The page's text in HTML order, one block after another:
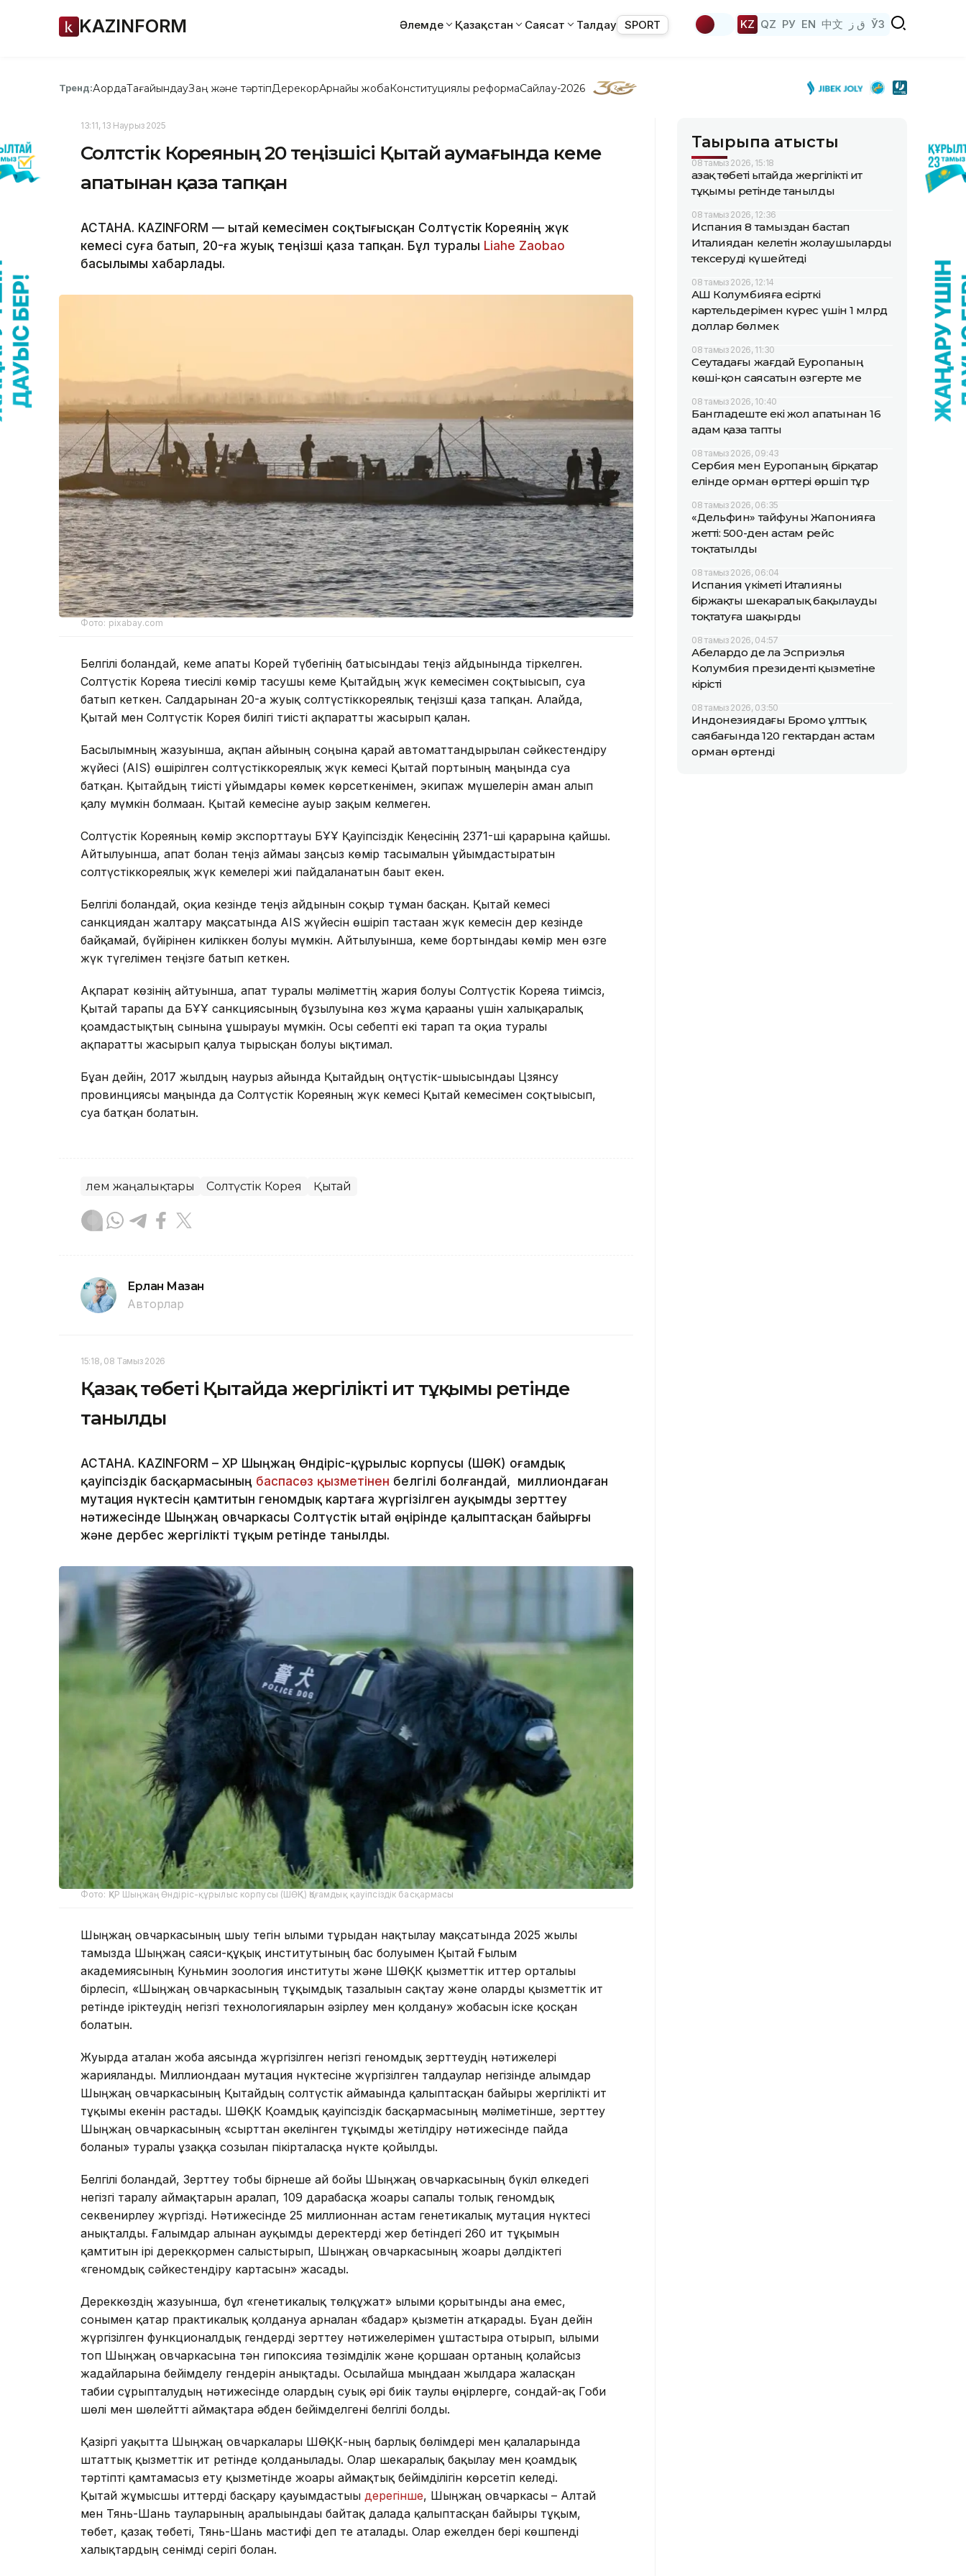
KAZINFORM Әлемде Қазақстан Саясат Талдау SPORT KZ QZ РУ EN 中文 ق ز ЎЗ
Тренд:АқордаТағайындауЗаң және тәртіпДерекқорАрнайы жобаКонституциялық реформаСайлау-2026
13:11, 13 Наурыз 2025
Солтүстік Кореяның 20 теңізшісі Қытай аумағында кеме
апатынан қаза тапқан
АСТАНА. KAZINFORM — Қытай кемесімен соқтығысқан Солтүстік Кореянің жүк
кемесі суға батып, 20-ға жуық теңізші қаза тапқан. Бұл туралы Liahe Zaobao
басылымы хабарлады.
Фото: pixabay.com
Белгілі болғандай, кеме апаты Корей түбегінің батысындағы теңіз айдынында тіркелген.
Солтүстік Кореяға тиесілі көмір тасушы кеме Қытайдың жүк кемесімен соқтығысып, суға
батып кеткен. Салдарынан 20-ға жуық солтүстіккореялық теңізші қаза тапқан. Алайда,
Қытай мен Солтүстік Корея билігі тиісті ақпаратты жасырып қалған.
Басылымның жазуынша, ақпан айының соңына қарай автоматтандырылған сәйкестендіру
жүйесі (AIS) өшірілген солтүстіккореялық жүк кемесі Қытай портының маңында суға
батқан. Қытайдың тиісті ұйымдары көмек көрсеткенімен, экипаж мүшелерін аман алып
қалу мүмкін болмаған. Қытай кемесіне ауыр зақым келмеген.
Солтүстік Кореяның көмір экспорттауы БҰҰ Қауіпсіздік Кеңесінің 2371-ші қарарына қайшы.
Айтылуынша, апат болған теңіз аймағы заңсыз көмір тасымалын ұйымдастыратын
солтүстіккореялық жүк кемелері жиі пайдаланатын бағыт екен.
Белгілі болғандай, оқиға кезінде теңіз айдынын соқыр тұман басқан. Қытай кемесі
санкциядан жалтару мақсатында AIS жүйесін өшіріп тастаған жүк кемесін дер кезінде
байқамай, бүйірінен киліккен болуы мүмкін. Айтылуынша, кеме бортындағы көмір мен өзге
жүк түгелімен теңізге батып кеткен.
Ақпарат көзінің айтуынша, апат туралы мәліметтің жария болуы Солтүстік Кореяға тиімсіз,
Қытай тарапы да БҰҰ санкциясының бұзылуына көз жұма қарағаны үшін халықаралық
қоғамдастықтың сынына ұшырауы мүмкін. Осы себепті екі тарап та оқиға туралы
ақпаратты жасырып қалуға тырысқан болуы ықтимал.
Бұған дейін, 2017 жылдың наурыз айында Қытайдың оңтүстік-шығысындағы Цзянсу
провинциясы маңында да Солтүстік Кореяның жүк кемесі Қытай кемесімен соқтығысып,
суға батқан болатын.
Әлем жаңалықтары Солтүстік Корея Қытай
Ерлан Мазан
Авторлар
15:18, 08 Тамыз 2026
Қазақ төбеті Қытайда жергілікті ит тұқымы ретінде
танылды
АСТАНА. KAZINFORM – ҚХР Шыңжаң Өндіріс-құрылыс корпусы (ШӨҚК) Қоғамдық
қауіпсіздік басқармасының баспасөз қызметінен белгілі болғандай, миллиондаған
мутация нүктесін қамтитын геномдық картаға жүргізілген ауқымды зерттеу
нәтижесінде Шыңжаң овчаркасы Солтүстік Қытай өңірінде қалыптасқан байырғы
және дербес жергілікті тұқым ретінде танылды.
Фото: ҚХР Шыңжаң Өндіріс-құрылыс корпусы (ШӨҚК) Қоғамдық қауіпсіздік басқармасы
Шыңжаң овчаркасының шығу тегін ғылыми тұрғыдан нақтылау мақсатында 2025 жылғы
тамызда Шыңжаң саяси-құқық институтының бас болуымен Қытай Ғылым
академиясының Куньмин зоология институты және ШӨҚК қызметтік иттер орталығы
бірлесіп, «Шыңжаң овчаркасының тұқымдық тазалығын сақтау және оларды қызметтік ит
ретінде іріктеудің негізгі технологияларын әзірлеу мен қолдану» жобасын іске қосқан
болатын.
Жуырда аталған жоба аясында жүргізілген негізгі геномдық зерттеудің нәтижелері
жарияланды. Миллиондаған мутация нүктесіне жүргізілген талдаулар негізінде ғалымдар
Шыңжаң овчаркасының Қытайдың солтүстік аймағында қалыптасқан байырғы жергілікті ит
тұқымы екенін растады. ШӨҚК Қоғамдық қауіпсіздік басқармасының мәліметінше, зерттеу
Шыңжаң овчаркасының «сырттан әкелінген тұқымды жетілдіру нәтижесінде пайда
болғаны» туралы ұзаққа созылған пікірталасқа нүкте қойылды.
Белгілі болғандай, Зерттеу тобы бірнеше ай бойы Шыңжаң овчаркасының бүкіл өлкедегі
негізгі таралу аймақтарын аралап, 109 дарабасқа жоғары сапалы толық геномдық
секвенирлеу жүргізді. Нәтижесінде 25 миллионнан астам генетикалық мутация нүктесі
анықталды. Ғалымдар алынған ауқымды деректерді жер бетіндегі 260 ит тұқымын
қамтитын ірі дерекқормен салыстырып, Шыңжаң овчаркасының жоғары дәлдіктегі
«геномдық сәйкестендіру картасын» жасады.
Дереккөздің жазуынша, бұл «генетикалық төлқұжат» ғылыми қорытынды ғана емес,
сонымен қатар практикалық қолдануға арналған «бағдар» қызметін атқарады. Бұған дейін
жүргізілген функционалдық гендерді зерттеу нәтижелерімен ұштастыра отырып, ғылыми
топ Шыңжаң овчаркасына тән гипоксияға төзімділік және қоршаған ортаның қолайсыз
жағдайларына бейімделу гендерін анықтады. Осылайша мыңдаған жылдарға жалғасқан
табиғи сұрыпталудың нәтижесінде олардың суық әрі биік таулы өңірлерге, сондай-ақ Гоби
шөлі мен шөлейтті аймақтарға әбден бейімделгені белгілі болды.
Қазіргі уақытта Шыңжаң овчаркалары ШӨҚК-ның барлық бөлімдері мен қалаларында
штаттық қызметтік ит ретінде қолданылады. Олар шекаралық бақылау мен қоғамдық
тәртіпті қамтамасыз ету қызметінде жоғары аймақтық бейімділігін көрсетіп келеді.
Қытай жұмысшы иттерді басқару қауымдастығы дерегінше, Шыңжаң овчаркасы – Алтай
мен Тянь-Шань тауларының аралығындағы байтақ далада қалыптасқан байырғы тұқым,
төбет, қазақ төбеті, Тянь-Шань мастифі деп те аталады. Олар ежелден бері көшпенді
халықтардың сенімді серігі болған.
Тақырыпқа қатысты
08 тамыз 2026, 15:18
Қазақ төбеті Қытайда жергілікті ит
тұқымы ретінде танылды
08 тамыз 2026, 12:36
Испания 8 тамыздан бастап
Италиядан келетін жолаушыларды
тексеруді күшейтеді
08 тамыз 2026, 12:14
АҚШ Колумбияға есірткі
картельдерімен күрес үшін 1 млрд
доллар бөлмек
08 тамыз 2026, 11:30
Сеутадағы жағдай Еуропаның
көші-қон саясатын өзгерте ме
08 тамыз 2026, 10:40
Бангладеште екі жол апатынан 16
адам қаза тапты
08 тамыз 2026, 09:43
Сербия мен Еуропаның бірқатар
елінде орман өрттері өршіп тұр
08 тамыз 2026, 06:35
«Дельфин» тайфуны Жапонияға
жетті: 500-ден астам рейс
тоқтатылды
08 тамыз 2026, 06:04
Испания үкіметі Италияны
біржақты шекаралық бақылауды
тоқтатуға шақырды
08 тамыз 2026, 04:57
Абелардо де ла Эсприэлья
Колумбия президенті қызметіне
кірісті
08 тамыз 2026, 03:50
Индонезиядағы Бромо ұлттық
саябағында 120 гектардан астам
орман өртенді